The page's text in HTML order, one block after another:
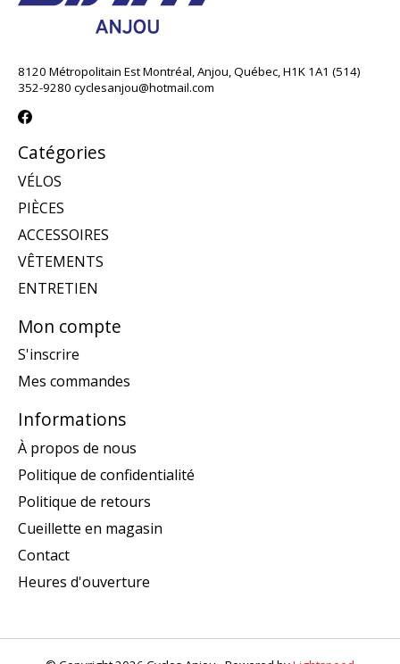
8120 Métropolitain Est Montréal, Anjou, Québec, H1K 1A1 (514)
352-9280 cyclesanjou@hotmail.com
Catégories
VÉLOS
PIÈCES
ACCESSOIRES
VÊTEMENTS
ENTRETIEN
Mon compte
S'inscrire
Mes commandes
Informations
À propos de nous
Politique de confidentialité
Politique de retours
Cueillette en magasin
Contact
Heures d'ouverture